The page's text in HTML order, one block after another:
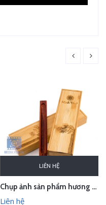
LIÊN HỆ
Chụp ảnh sản phẩm hương trầm Hương Xưa - Kính Tâm trong studio Hà Nội
Liên hệ